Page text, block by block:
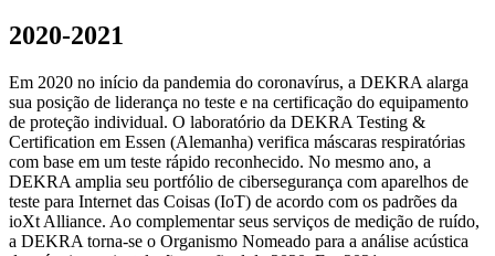
2020-2021
Em 2020 no início da pandemia do coronavírus, a DEKRA alarga
sua posição de liderança no teste e na certificação do equipamento
de proteção individual. O laboratório da DEKRA Testing &
Certification em Essen (Alemanha) verifica máscaras respiratórias
com base em um teste rápido reconhecido. No mesmo ano, a
DEKRA amplia seu portfólio de cibersegurança com aparelhos de
teste para Internet das Coisas (IoT) de acordo com os padrões da
ioXt Alliance. Ao complementar seus serviços de medição de ruído,
a DEKRA torna-se o Organismo Nomeado para a análise acústica